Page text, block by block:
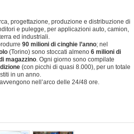
progettazione, produzione e distribuzione di
e pulegge, per applicazioni auto, camion,
ed industriali.
90 milioni di cinghie l’anno; nel
(Torino) sono stoccati almeno 6 milioni di
magazzino . Ogni giorno sono compilate
(con picchi di quasi 8.000), per un totale
in un anno.
nell’arco delle 24/48 ore.